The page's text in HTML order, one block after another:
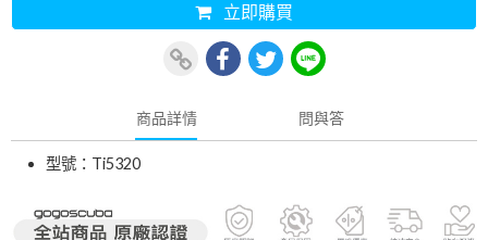
立即購買
商品詳情 問與答
型號：Ti5320